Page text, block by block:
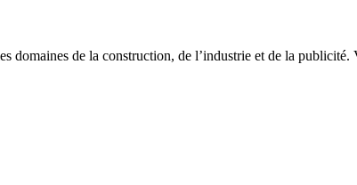
domaines de la construction, de l’industrie et de la